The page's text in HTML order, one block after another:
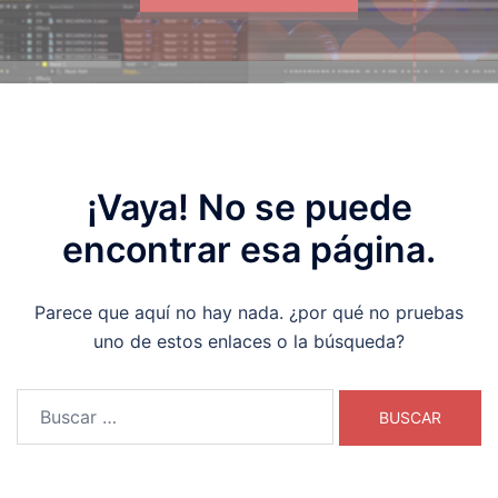
¡Vaya! No se puede
encontrar esa página.
Parece que aquí no hay nada. ¿por qué no pruebas
uno de estos enlaces o la búsqueda?